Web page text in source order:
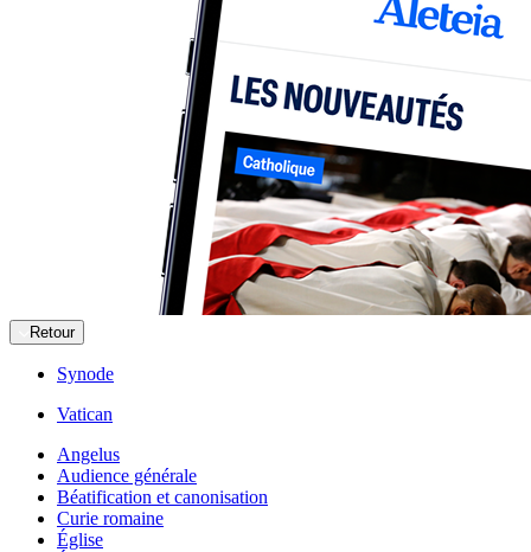
Retour
Synode
Vatican
Angelus
Audience générale
Béatification et canonisation
Curie romaine
Église